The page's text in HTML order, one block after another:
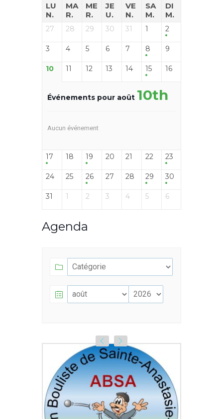
LU
N.
MA
R.
ME
R.
JE
U.
VE
N.
SA
M.
DI
M.
27 28 29 30 31 1 2
3 4 5 6 7 8 9
10 11 12 13 14 15 16
Événements pour août 10th
Aucun événement
17 18 19 20 21 22 23
24 25 26 27 28 29 30
31 1 2 3 4 5 6
Agenda